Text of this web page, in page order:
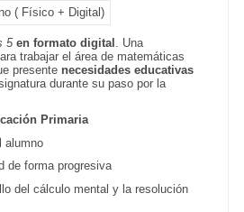
( Físico + Digital)
5 en formato digital . Una
trabajar el área de matemáticas
presente necesidades educativas
durante su paso por la
Primaria
alumno
de forma progresiva
del cálculo mental y la resolución